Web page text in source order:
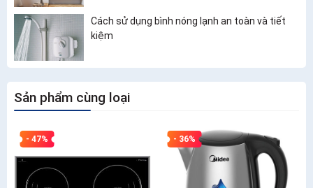
Cách sử dụng bình nóng lạnh an toàn và tiết
kiệm
Sản phẩm cùng loại
- 47% - 36%